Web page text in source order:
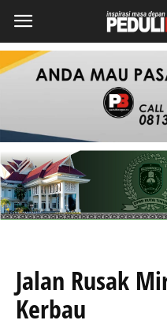
Jalan Rusak
Kerbau